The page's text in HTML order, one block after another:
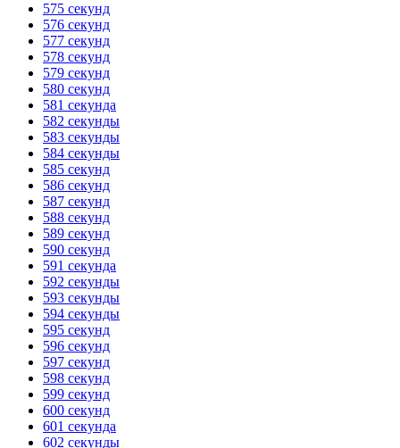
HANDY TIMERS
575 секунд
576 секунд
577 секунд
578 секунд
579 секунд
580 секунд
581 секунда
582 секунды
583 секунды
584 секунды
585 секунд
586 секунд
587 секунд
588 секунд
589 секунд
590 секунд
591 секунда
592 секунды
593 секунды
594 секунды
595 секунд
596 секунд
597 секунд
598 секунд
599 секунд
600 секунд
601 секунда
602 секунды